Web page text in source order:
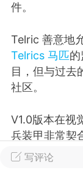
作弊模组的发
环境，中文网
模组的发布行为
汉
大人
Lv.8
写评论
件。
Telric 善意地
Telrics 马匹
目，但与过去
社区。
V1.0版本在视
兵装甲非常契